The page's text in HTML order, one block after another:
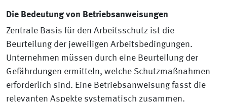
Die Bedeutung von Betriebsanweisungen
Zentrale Basis für den Arbeitsschutz ist die
Beurteilung der jeweiligen Arbeitsbedingungen.
Unternehmen müssen durch eine Beurteilung der
Gefährdungen ermitteln, welche Schutzmaßnahmen
erforderlich sind. Eine Betriebsanweisung fasst die
relevanten Aspekte systematisch zusammen.